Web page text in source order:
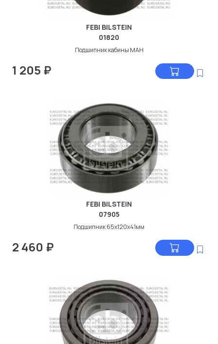
FEBI BILSTEIN
01820
Подшипник кабины МАН
1 205 ₽
FEBI BILSTEIN
07905
Подшипник 65x120x41мм
2 460 ₽